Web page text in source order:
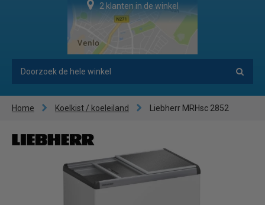
2 klanten in de winkel
Home Koelkist / koeleiland Liebherr MRHsc 2852